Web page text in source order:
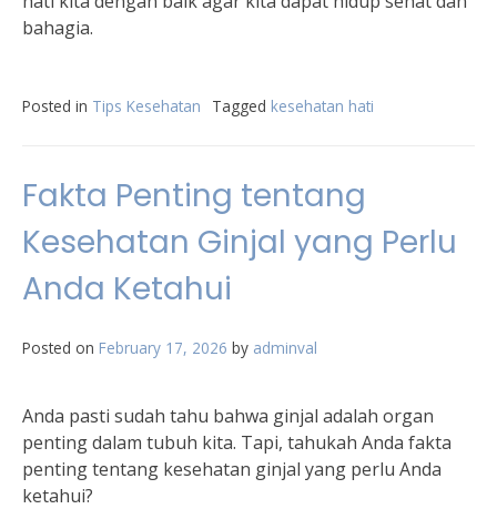
bahagia.
Posted in Tips Kesehatan Tagged kesehatan hati
Fakta Penting tentang
Kesehatan Ginjal yang Perlu
Anda Ketahui
Posted on February 17, 2026 by adminval
Anda pasti sudah tahu bahwa ginjal adalah organ
penting dalam tubuh kita. Tapi, tahukah Anda fakta
penting tentang kesehatan ginjal yang perlu Anda
ketahui?